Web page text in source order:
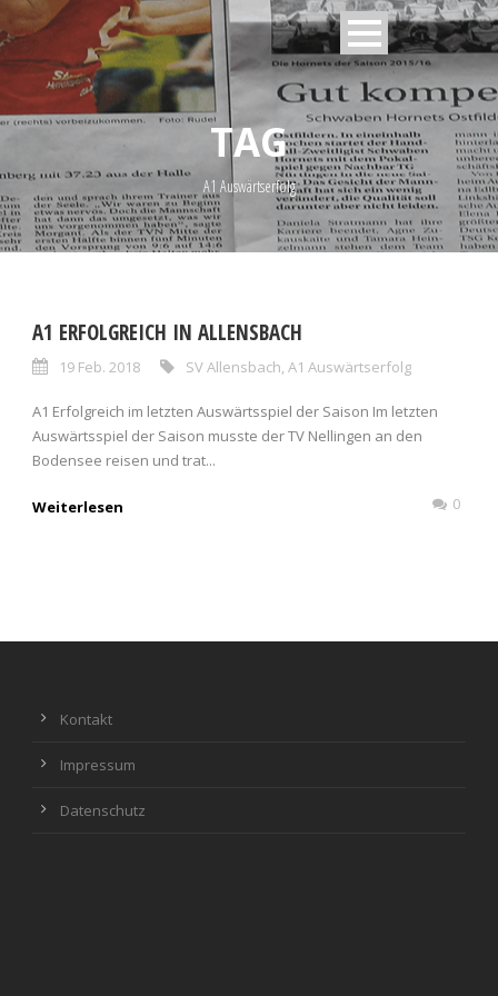
TAG
A1 Auswärtserfolg
A1 ERFOLGREICH IN ALLENSBACH
19 Feb. 2018 SV Allensbach, A1 Auswärtserfolg
A1 Erfolgreich im letzten Auswärtsspiel der Saison Im letzten
Auswärtsspiel der Saison musste der TV Nellingen an den
Bodensee reisen und trat...
Weiterlesen 0
Kontakt
Impressum
Datenschutz